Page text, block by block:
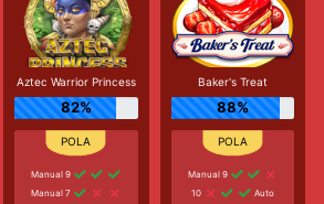
Aztec Warrior Princess
82%
Manual 9
Manual 7
Baker's Treat
88%
Manual 9
10
Auto